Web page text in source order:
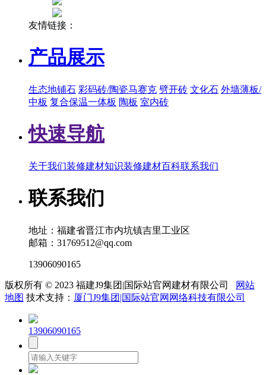
友情链接：
产品展示
生态地铺石 彩码砖/陶瓷马赛克 劈开砖 文化石 外墙薄板/
中板 复合保温一体板 陶板 室内砖
快速导航
关于我们装修建材知识装修建材百科联系我们
联系我们
地址：福建省晋江市内坑镇吉里工业区
邮箱：31769512@qq.com
13906090165
版权所有 © 2023 福建J9集团|国际站官网建材有限公司
网站
地图 技术支持： 厦门J9集团|国际站官网网络科技有限公司
13906090165